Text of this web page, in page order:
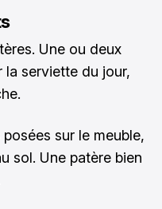
Une ou deux
la serviette du jour,
sur le meuble,
sol. Une patère bien